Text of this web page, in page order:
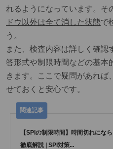
れるようになっています。そ
ドウ以外は全て消した状態で
う。
また、検査内容は詳しく確
答形式や制限時間などの基本
きます。ここで疑問があれば
せておくと安心です。
【SPIの制限時間】時間切れにな
徹底解説 | SPI対策...